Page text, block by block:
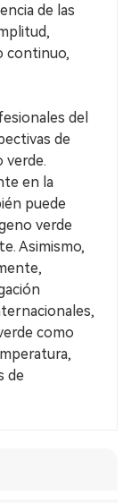
de las
continuo,
del
de
verde.
en la
puede
verde
Asimismo,
como
de